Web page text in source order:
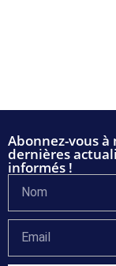
Abonnez-vous
dernières
informés !